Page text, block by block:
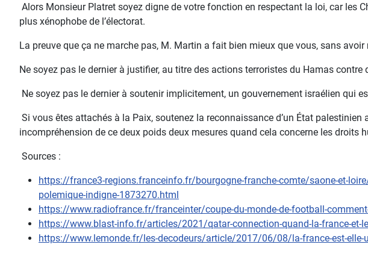
Alors Monsieur Platret soyez digne de votre fonction en respectant la loi, car les
plus xénophobe de l’électorat.
La preuve que ça ne marche pas, M. Martin a fait bien mieux que vous, sans
Ne soyez pas le dernier à justifier, au titre des actions terroristes du Hamas
Ne soyez pas le dernier à soutenir implicitement, un gouvernement israélien qui
Si vous êtes attachés à la Paix, soutenez la reconnaissance d’un État
incompréhension de ce deux poids deux mesures quand cela concerne les droits
Sources :
https://france3-regions.franceinfo.fr/bourgogne-franche-comte/saone-et-
polemique-indigne-1873270.html
https://www.radiofrance.fr/franceinter/coupe-du-monde-de-football-
https://www.blast-info.fr/articles/2021/qatar-connection-quand-la-france-et-
https://www.lemonde.fr/les-decodeurs/article/2017/06/08/la-france-est-elle-